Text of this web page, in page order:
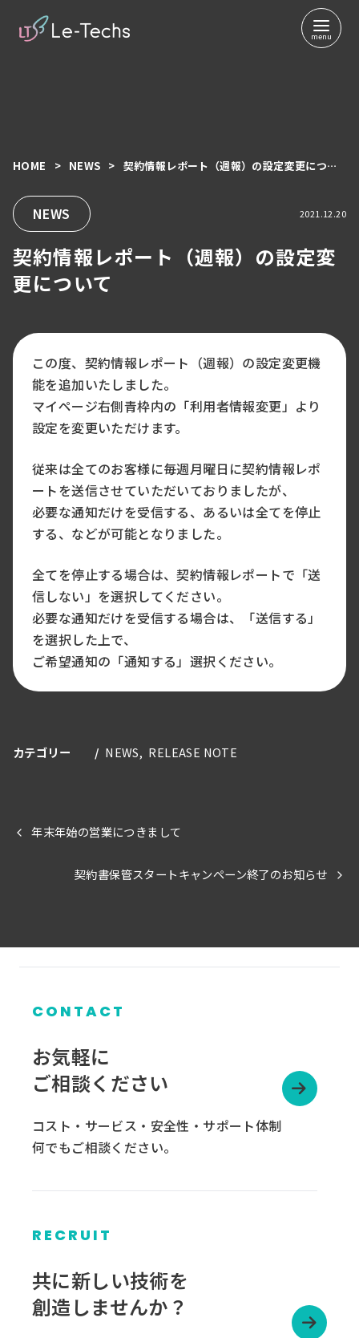
契約情報レポート（週報）の設定変
更について
2021.12.20
NEWS
この度、契約情報レポート（週報）の設定変更機
能を追加いたしました。
マイページ右側青枠内の「利用者情報変更」より
設定を変更いただけます。
従来は全てのお客様に毎週月曜日に契約情報レポ
ートを送信させていただいておりましたが、
必要な通知だけを受信する、あるいは全てを停止
する、などが可能となりました。
全てを停止する場合は、契約情報レポートで「送
信しない」を選択してください。
必要な通知だけを受信する場合は、「送信する」
を選択した上で、
ご希望通知の「通知する」選択ください。
カテゴリー NEWS RELEASE NOTE
年末年始の営業につきまして
契約書保管スタートキャンペーン終了のお知らせ
HOME NEWS 契約情報レポート（週報）の設定変更について
CONTACT
お気軽に
ご相談ください
コスト・サービス・安全性・サポート体制
何でもご相談ください。
RECRUIT
共に新しい技術を
創造しませんか？
ル
ー
プ